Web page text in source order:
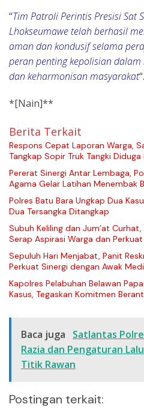
“Tim Patroli Perintis Presisi Sat
Lhokseumawe telah berhasil
aman dan kondusif selama
peran penting kepolisian
dan keharmonisan masyarakat
*[Nain]**
Berita Terkait
Respons Cepat Laporan Warga,
Tangkap Sopir Truk Tangki
Pererat Sinergi Antar Lembaga,
Agama Gelar Latihan Menembak
Polres Batu Bara Ungkap Dua
Dua Tersangka Ditangkap
Subuh Keliling dan Jum’at
Serap Aspirasi Warga dan
Sepuluh Hari Menjabat, Panit
Perkuat Sinergi dengan Awak
Kapolres Pelabuhan Belawan
Kasus, Tegaskan Komitmen
Baca juga
Satlantas
Razia dan Pengaturan
Titik Rawan
Postingan terkait: